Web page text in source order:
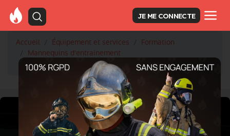
JE ME CONNECTE
Accueil Équipement et services
Formation
Mannequins d'entrainement
Notre gamme de mannequins